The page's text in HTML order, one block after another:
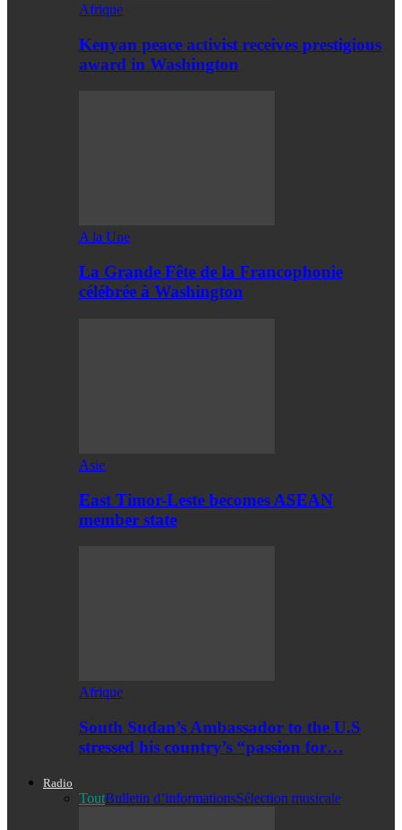
Afrique
Kenyan peace activist receives prestigious
award in Washington
A la Une
La Grande Fête de la Francophonie
célébrée à Washington
Asie
East Timor-Leste becomes ASEAN
member state
Afrique
South Sudan’s Ambassador to the U.S
stressed his country’s “passion for…
Radio
ToutBulletin d’informationsSélection musicale